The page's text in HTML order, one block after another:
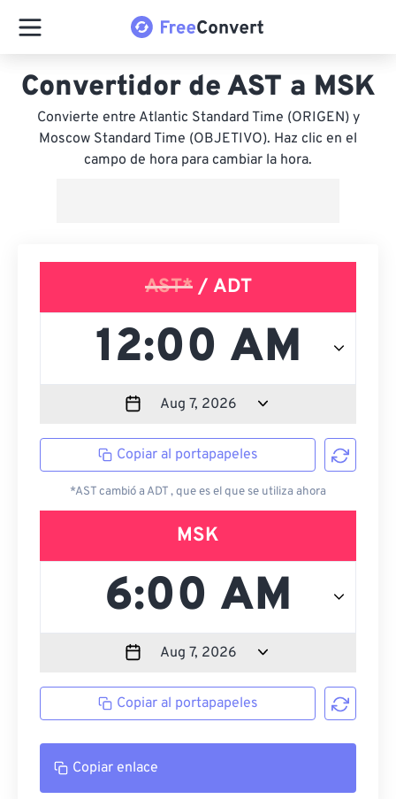
Convertidor de AST a MSK
Convierte entre Atlantic Standard Time (ORIGEN) y
Moscow Standard Time (OBJETIVO). Haz clic en el
campo de hora para cambiar la hora.
AST*/ ADT
Copiar al portapapeles
*AST cambió a ADT , que es el que se utiliza ahora
MSK
Copiar al portapapeles
Copiar enlace